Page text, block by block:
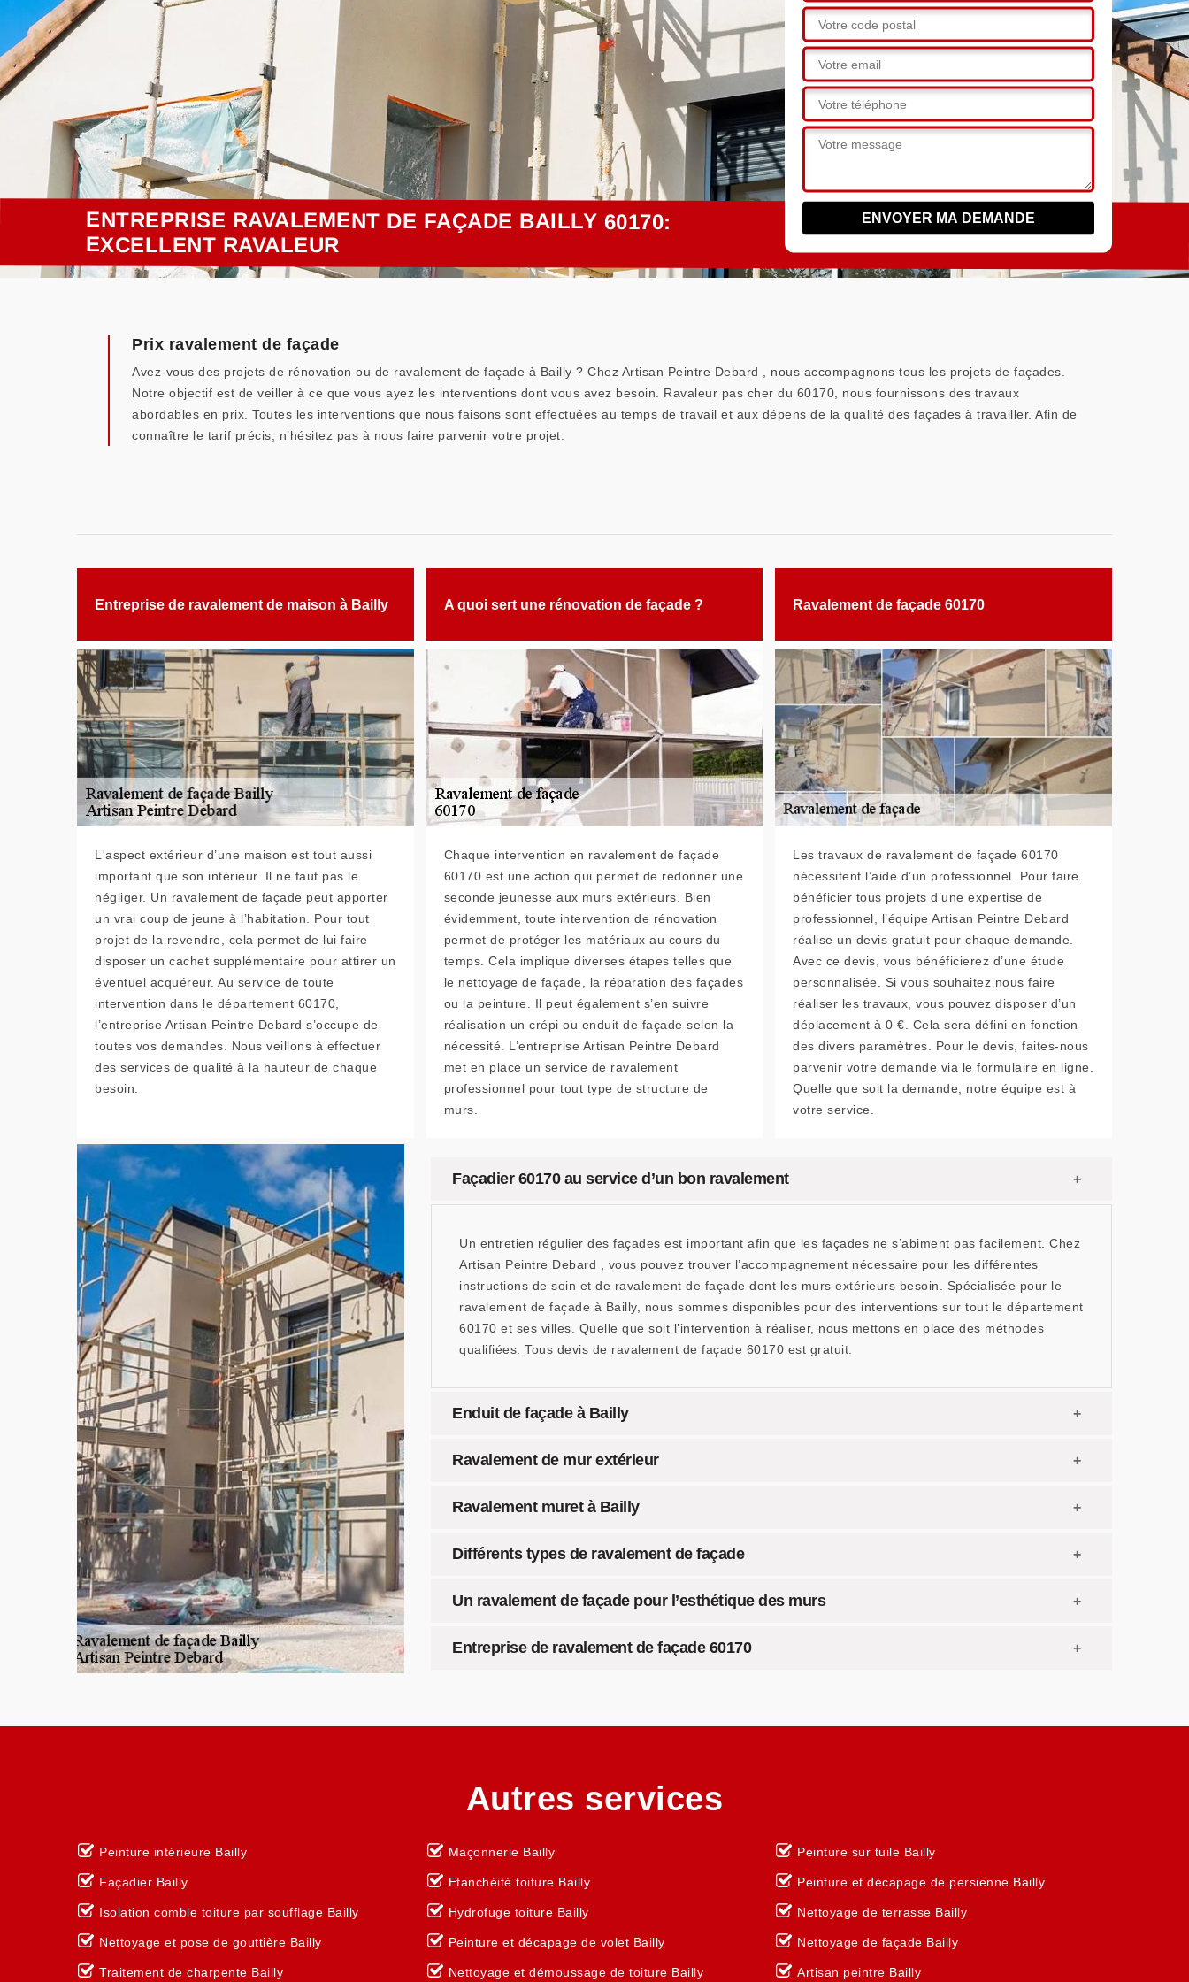
ENTREPRISE RAVALEMENT DE FAÇADE BAILLY 60170:
EXCELLENT RAVALEUR
Prix ravalement de façade
Avez-vous des projets de rénovation ou de ravalement de façade à Bailly ? Chez Artisan Peintre Debard , nous accompagnons tous les projets de façades.
Notre objectif est de veiller à ce que vous ayez les interventions dont vous avez besoin. Ravaleur pas cher du 60170, nous fournissons des travaux
abordables en prix. Toutes les interventions que nous faisons sont effectuées au temps de travail et aux dépens de la qualité des façades à travailler. Afin de
connaître le tarif précis, n’hésitez pas à nous faire parvenir votre projet.
Entreprise de ravalement de maison à Bailly
L'aspect extérieur d’une maison est tout aussi
important que son intérieur. Il ne faut pas le
négliger. Un ravalement de façade peut apporter
un vrai coup de jeune à l’habitation. Pour tout
projet de la revendre, cela permet de lui faire
disposer un cachet supplémentaire pour attirer un
éventuel acquéreur. Au service de toute
intervention dans le département 60170,
l’entreprise Artisan Peintre Debard s’occupe de
toutes vos demandes. Nous veillons à effectuer
des services de qualité à la hauteur de chaque
besoin.
A quoi sert une rénovation de façade ?
Chaque intervention en ravalement de façade
60170 est une action qui permet de redonner une
seconde jeunesse aux murs extérieurs. Bien
évidemment, toute intervention de rénovation
permet de protéger les matériaux au cours du
temps. Cela implique diverses étapes telles que
le nettoyage de façade, la réparation des façades
ou la peinture. Il peut également s’en suivre
réalisation un crépi ou enduit de façade selon la
nécessité. L’entreprise Artisan Peintre Debard
met en place un service de ravalement
professionnel pour tout type de structure de
murs.
Ravalement de façade 60170
Les travaux de ravalement de façade 60170
nécessitent l’aide d’un professionnel. Pour faire
bénéficier tous projets d’une expertise de
professionnel, l’équipe Artisan Peintre Debard
réalise un devis gratuit pour chaque demande.
Avec ce devis, vous bénéficierez d’une étude
personnalisée. Si vous souhaitez nous faire
réaliser les travaux, vous pouvez disposer d’un
déplacement à 0 €. Cela sera défini en fonction
des divers paramètres. Pour le devis, faites-nous
parvenir votre demande via le formulaire en ligne.
Quelle que soit la demande, notre équipe est à
votre service.
Façadier 60170 au service d’un bon ravalement
Un entretien régulier des façades est important afin que les façades ne s’abiment pas facilement. Chez
Artisan Peintre Debard , vous pouvez trouver l’accompagnement nécessaire pour les différentes
instructions de soin et de ravalement de façade dont les murs extérieurs besoin. Spécialisée pour le
ravalement de façade à Bailly, nous sommes disponibles pour des interventions sur tout le département
60170 et ses villes. Quelle que soit l’intervention à réaliser, nous mettons en place des méthodes
qualifiées. Tous devis de ravalement de façade 60170 est gratuit.
Enduit de façade à Bailly
Ravalement de mur extérieur
Ravalement muret à Bailly
Différents types de ravalement de façade
Un ravalement de façade pour l’esthétique des murs
Entreprise de ravalement de façade 60170
Autres services
Peinture intérieure Bailly
Façadier Bailly
Isolation comble toiture par soufflage Bailly
Nettoyage et pose de gouttière Bailly
Traitement de charpente Bailly
Maçonnerie Bailly
Etanchéité toiture Bailly
Hydrofuge toiture Bailly
Peinture et décapage de volet Bailly
Nettoyage et démoussage de toiture Bailly
Peinture sur tuile Bailly
Peinture et décapage de persienne Bailly
Nettoyage de terrasse Bailly
Nettoyage de façade Bailly
Artisan peintre Bailly